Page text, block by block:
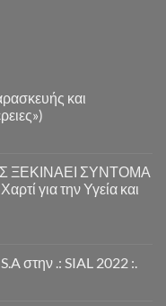
και
ΞΕΚΙΝΑΕΙ ΣΥΝΤΟΜΑ
για την Υγεία και
στην .: SIAL 2022 :.